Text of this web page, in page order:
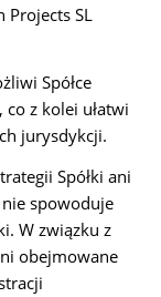
Projects SL
Spółce
z kolei ułatwi
jurysdykcji.
Spółki ani
spowoduje
W związku z
obejmowane